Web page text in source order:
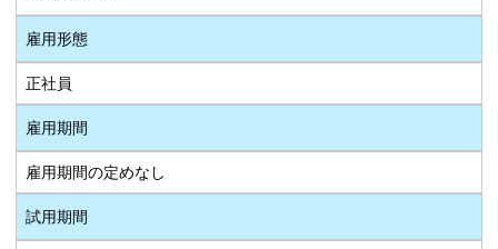
雇用形態
正社員
雇用期間
雇用期間の定めなし
試用期間